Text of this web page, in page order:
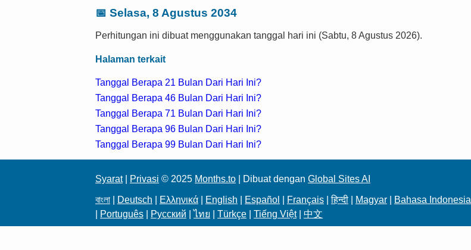
📅 Selasa, 8 Agustus 2034
Perhitungan ini dibuat menggunakan tanggal hari ini (Sabtu, 8 Agustus 2026).
Halaman terkait
Tanggal Berapa 21 Bulan Dari Hari Ini?
Tanggal Berapa 46 Bulan Dari Hari Ini?
Tanggal Berapa 71 Bulan Dari Hari Ini?
Tanggal Berapa 96 Bulan Dari Hari Ini?
Tanggal Berapa 99 Bulan Dari Hari Ini?
Syarat| Privasi © 2025 Months.to | Dibuat dengan Global Sites AI
বাংলা Deutsch Ελληνικά English Español Français |हिन्दी Magyar Bahasa Indonesia
Português Русский |ไทย Türkçe Tiếng Việt| 中文